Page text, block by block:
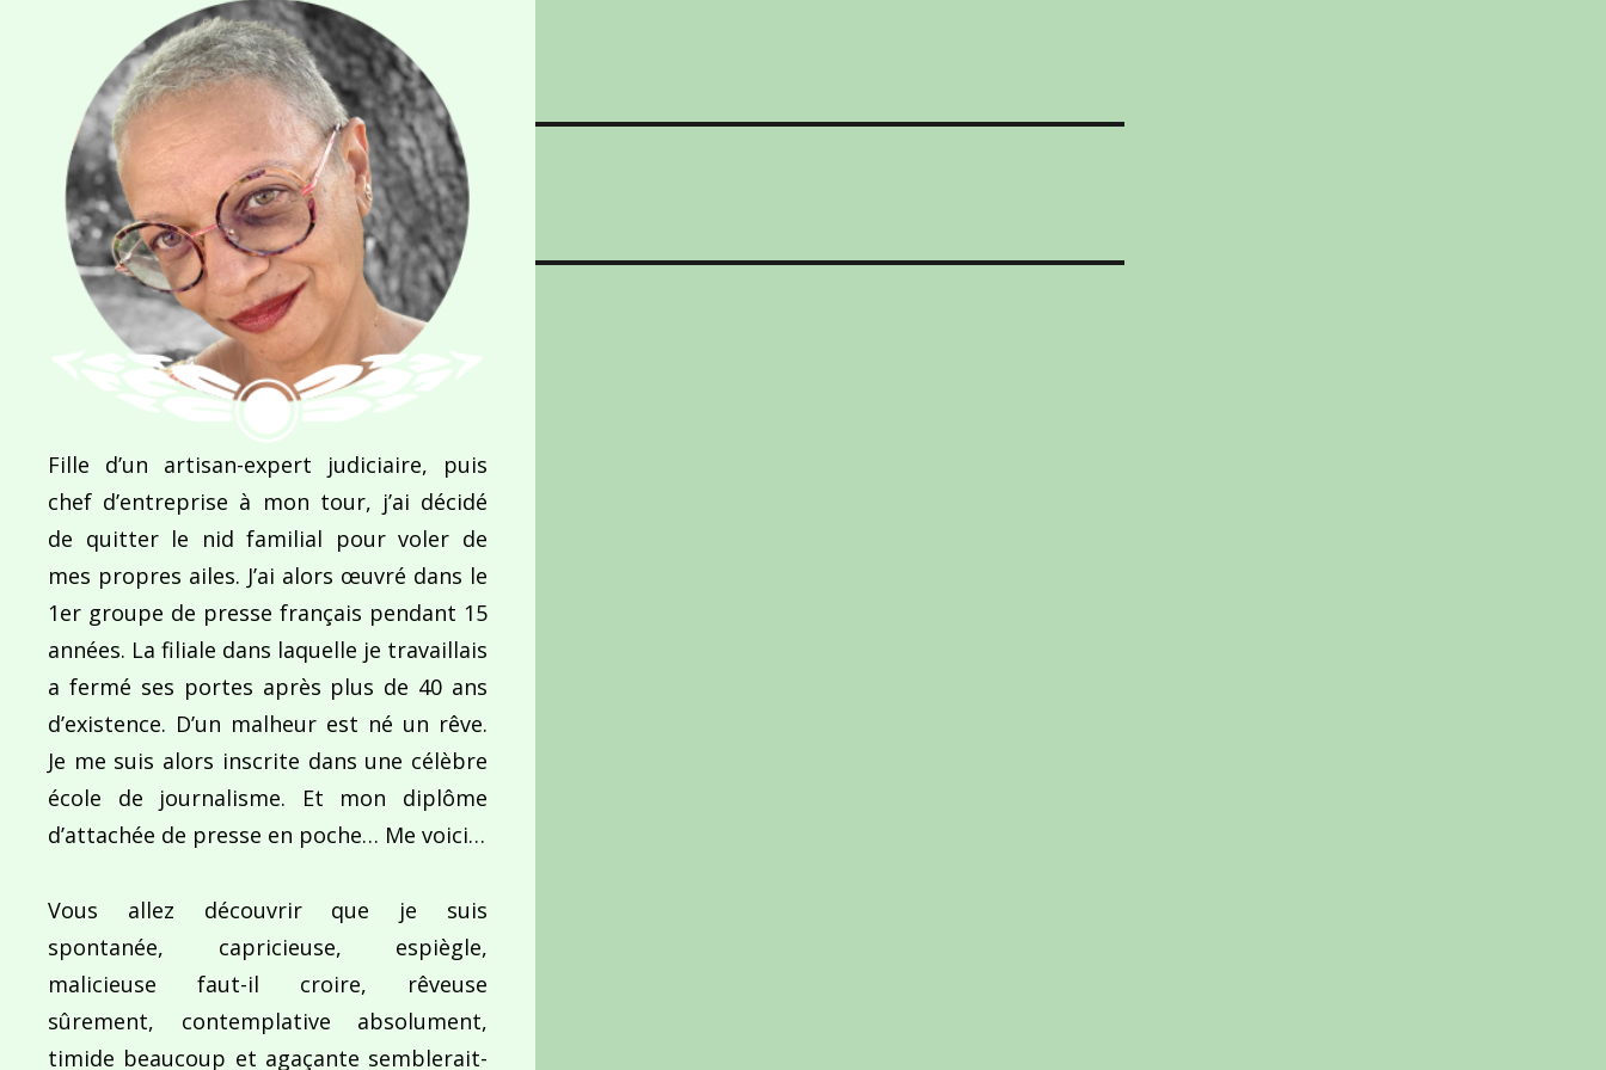
Navigation
l’article
PUBLIÉ DANS
Les Dessous d’Audrey
Fille d’un artisan-expert judiciaire, puis
chef d’entreprise à mon tour, j’ai décidé
de quitter le nid familial pour voler de
mes propres ailes. J’ai alors œuvré dans le
1er groupe de presse français pendant 15
années. La filiale dans laquelle je travaillais
a fermé ses portes après plus de 40 ans
d’existence. D’un malheur est né un rêve.
Je me suis alors inscrite dans une célèbre
école de journalisme. Et mon diplôme
d’attachée de presse en poche… Me voici…
Vous allez découvrir que je suis
spontanée, capricieuse, espiègle,
malicieuse faut-il croire, rêveuse
sûrement, contemplative absolument,
timide beaucoup et agaçante semblerait-